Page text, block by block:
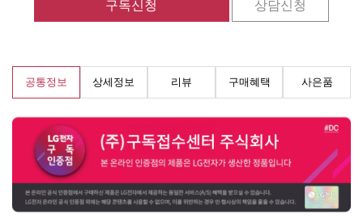
공통정보 상세정보 리뷰 구매혜택 사은품